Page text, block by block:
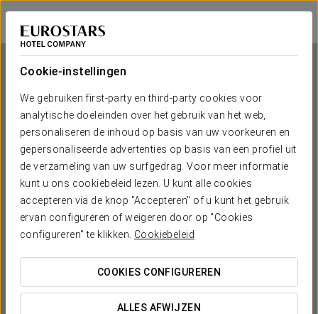
Cookie-instellingen
We gebruiken first-party en third-party cookies voor
analytische doeleinden over het gebruik van het web,
personaliseren de inhoud op basis van uw voorkeuren en
gepersonaliseerde advertenties op basis van een profiel uit
de verzameling van uw surfgedrag. Voor meer informatie
kunt u ons cookiebeleid lezen. U kunt alle cookies
accepteren via de knop "Accepteren" of u kunt het gebruik
ervan configureren of weigeren door op "Cookies
configureren" te klikken. Cookiebeleid
COOKIES CONFIGUREREN
ALLES AFWIJZEN
Crisol Belle Epoque
CANNES
Crisol Belle Epoque
CANNES
WANNEER WIL JE GAAN?